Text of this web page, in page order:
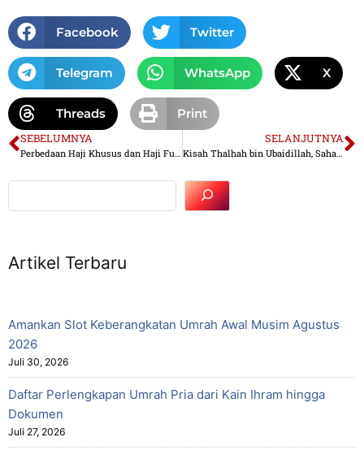
Facebook Twitter
Telegram WhatsApp X
Threads Print
SEBELUMNYA
Perbedaan Haji Khusus dan Haji Furoda, Ini Penjelasannya!
SELANJUTNYA
Kisah Thalhah bin Ubaidillah, Sahabat Nabi yang Dijamin Masuk Surga
Artikel Terbaru
Amankan Slot Keberangkatan Umrah Awal Musim Agustus
2026
Juli 30, 2026
Daftar Perlengkapan Umrah Pria dari Kain Ihram hingga
Dokumen
Juli 27, 2026